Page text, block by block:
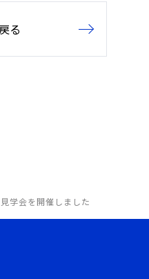
る
学会を開催しました